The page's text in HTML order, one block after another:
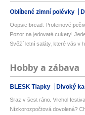
Oblíbené zimní polévky
Oopsie bread: Proteinové
Pozor na jedovaté cukety!
Svěží letní saláty, které vás v
Hobby a zábava
BLESK Tlapky Divoký
Sraz v šest ráno. Vrchol
Nízkorozpočtová dovolená?